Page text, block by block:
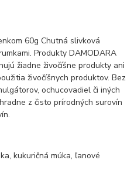
60g Chutná slivková
Produkty DAMODARA
žiadne živočíšne produkty ani
živočíšnych produktov. Bez
ochucovadiel či iných
z čisto prírodných surovín
kukuričná múka, ľanové